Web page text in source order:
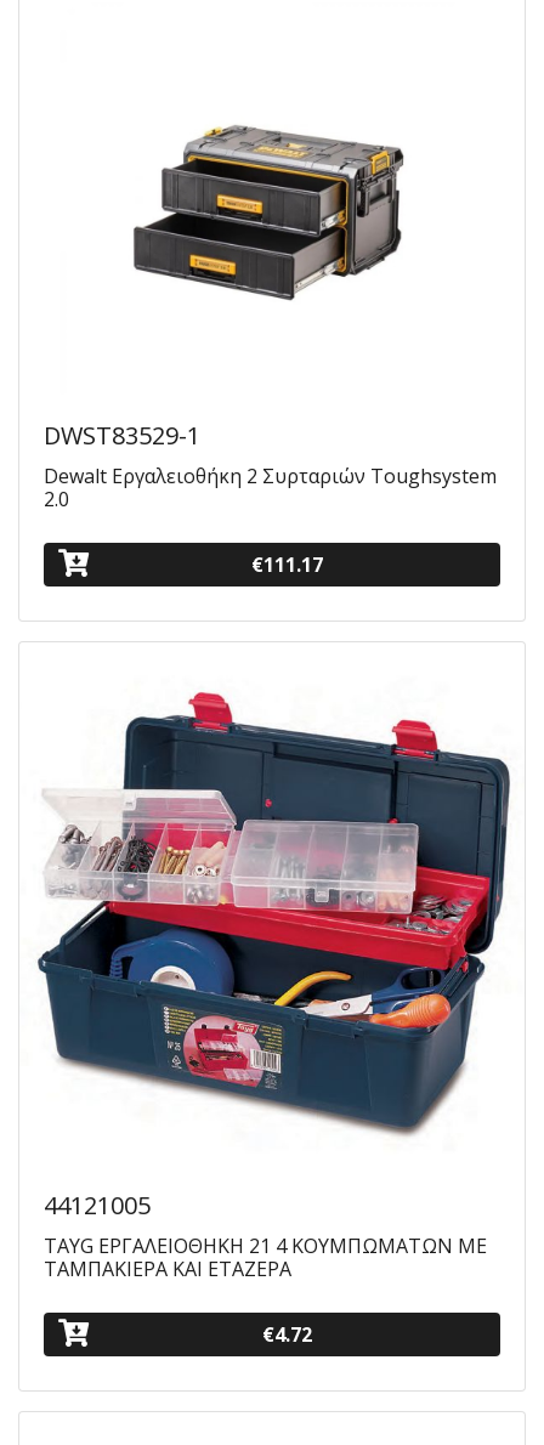
DWST83529-1
Dewalt Εργαλειοθήκη 2 Συρταριών Toughsystem
2.0
€111.17
44121005
TAYG ΕΡΓΑΛΕΙΟΘΗΚΗ 21 4 ΚΟΥΜΠΩΜΑΤΩΝ ΜΕ
ΤΑΜΠΑΚΙΕΡΑ ΚΑΙ ΕΤΑΖΕΡΑ
€4.72